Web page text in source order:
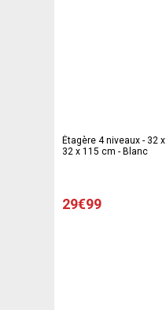
Étagère 4 niveaux - 32 x
32 x 115 cm - Blanc
29€99